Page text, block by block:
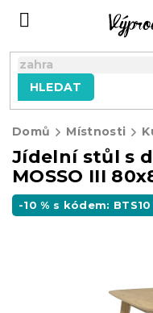
HLEDAT
Domů Místnosti
Jídelní stůl s
MOSSO III
-10 % s kódem: BTS10